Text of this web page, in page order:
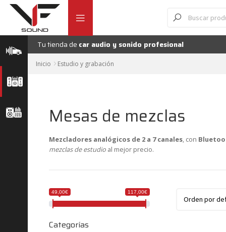
Ir
navegación
Ir
contenido
de
productos
Tu tienda de car audio y sonido profesional
Inicio Estudio y grabación
Mesas de mezclas
Mezcladores analógicos de 2 a 7 canales, con
mezclas de estudioal mejor precio.
49,00€ 117,00€
Categorías